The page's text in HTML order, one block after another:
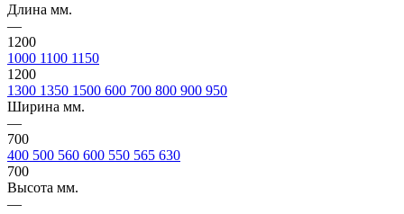
Длина мм.
—
1200
1000 1100 1150
1200
1300 1350 1500 600 700 800 900 950
Ширина мм.
—
700
400 500 560 600 550 565 630
700
Высота мм.
—